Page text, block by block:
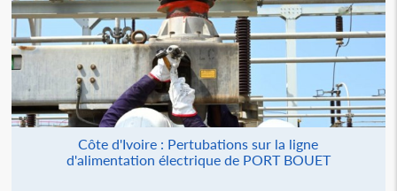
Côte d'Ivoire : Pertubations sur la ligne
d'alimentation électrique de PORT BOUET